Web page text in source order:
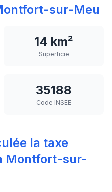
sur-Meu
14 km²
Superficie
35188
Code INSEE
la taxe
Montfort-sur-